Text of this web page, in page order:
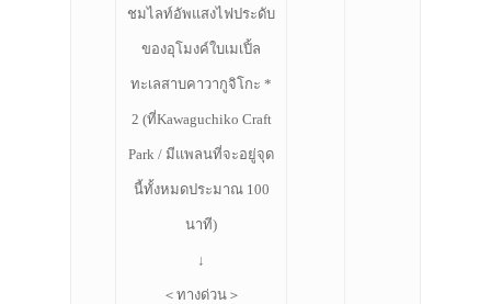
ชมไลท์อัพแสงไฟประดับ
ของอุโมงค์ใบเมเปิ้ล
ทะเลสาบคาวากูจิโกะ *
2 (ที่Kawaguchiko Craft
Park / มีแพลนที่จะอยู่จุด
นี้ทั้งหมดประมาณ 100
นาที)
↓
＜ทางด่วน＞